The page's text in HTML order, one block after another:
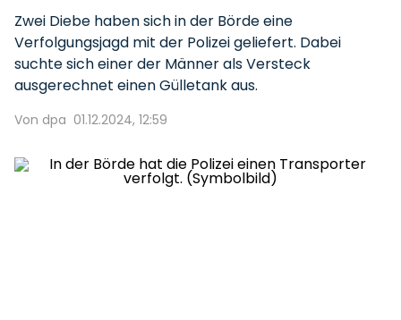
Zwei Diebe haben sich in der Börde eine
Verfolgungsjagd mit der Polizei geliefert. Dabei
suchte sich einer der Männer als Versteck
ausgerechnet einen Gülletank aus.
Von dpa 01.12.2024, 12:59